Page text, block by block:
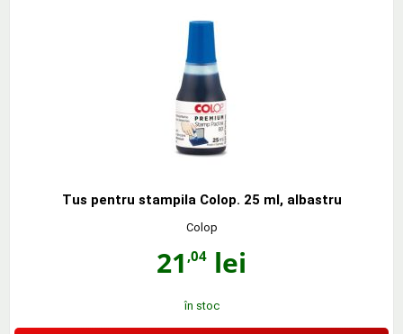
Tus pentru stampila Colop. 25 ml, albastru
Colop
21 ,04 lei
în stoc